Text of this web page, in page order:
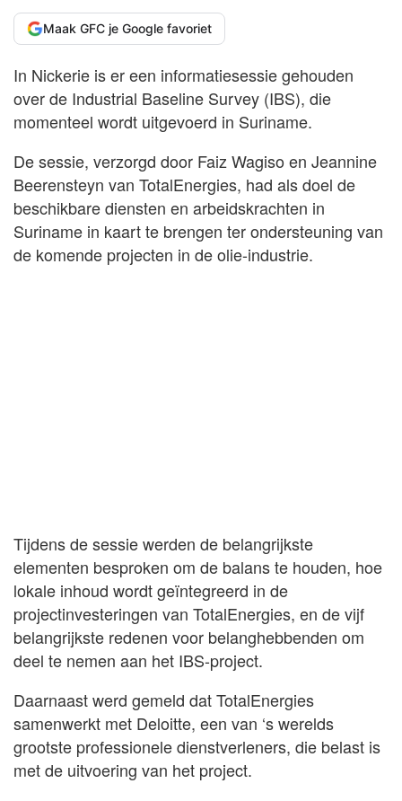
Maak GFC je Google favoriet
In Nickerie is er een informatiesessie gehouden
over de Industrial Baseline Survey (IBS), die
momenteel wordt uitgevoerd in Suriname.
De sessie, verzorgd door Faiz Wagiso en Jeannine
Beerensteyn van TotalEnergies, had als doel de
beschikbare diensten en arbeidskrachten in
Suriname in kaart te brengen ter ondersteuning van
de komende projecten in de olie-industrie.
Tijdens de sessie werden de belangrijkste
elementen besproken om de balans te houden, hoe
lokale inhoud wordt geïntegreerd in de
projectinvesteringen van TotalEnergies, en de vijf
belangrijkste redenen voor belanghebbenden om
deel te nemen aan het IBS-project.
Daarnaast werd gemeld dat TotalEnergies
samenwerkt met Deloitte, een van ‘s werelds
grootste professionele dienstverleners, die belast is
met de uitvoering van het project.